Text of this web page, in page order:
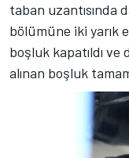
taban uzantısında
bölümüne iki yarık
boşluk kapatıldı
alınan boşluk